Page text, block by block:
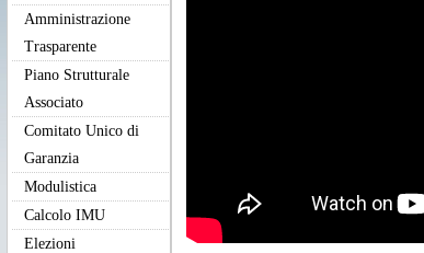
Amministrazione
Trasparente
Piano Strutturale
Associato
Comitato Unico di
Garanzia
Modulistica
Calcolo IMU
Elezioni